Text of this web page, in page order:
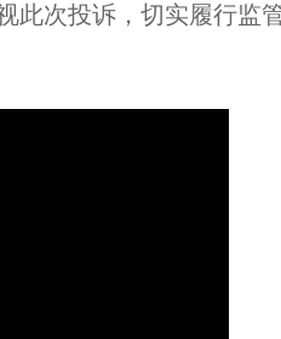
此次投诉，切实履行监